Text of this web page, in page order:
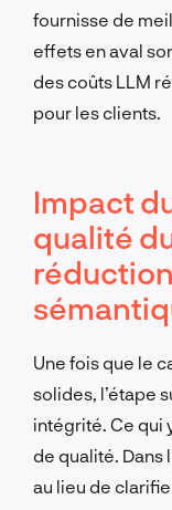
fournisse de
effets en aval
des coûts LLM
pour les clients.
Impact
qualité
Une fois que le
solides, l’étape
intégrité. Ce qui
de qualité. Dans
au lieu de